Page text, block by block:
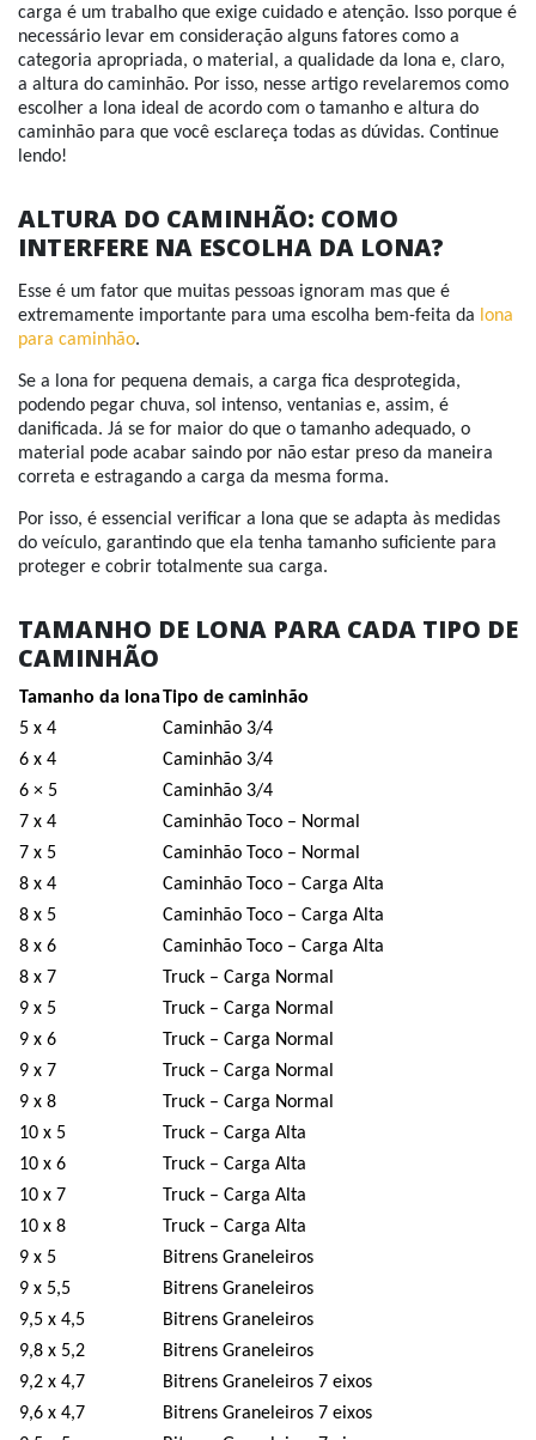
carga é um trabalho que exige cuidado e atenção. Isso porque é
necessário levar em consideração alguns fatores como a
categoria apropriada, o material, a qualidade da lona e, claro,
a altura do caminhão. Por isso, nesse artigo revelaremos como
escolher a lona ideal de acordo com o tamanho e altura do
caminhão para que você esclareça todas as dúvidas. Continue
lendo!
ALTURA DO CAMINHÃO: COMO
INTERFERE NA ESCOLHA DA LONA?
Esse é um fator que muitas pessoas ignoram mas que é
extremamente importante para uma escolha bem-feita da lona
para caminhão.
Se a lona for pequena demais, a carga fica desprotegida,
podendo pegar chuva, sol intenso, ventanias e, assim, é
danificada. Já se for maior do que o tamanho adequado, o
material pode acabar saindo por não estar preso da maneira
correta e estragando a carga da mesma forma.
Por isso, é essencial verificar a lona que se adapta às medidas
do veículo, garantindo que ela tenha tamanho suficiente para
proteger e cobrir totalmente sua carga.
TAMANHO DE LONA PARA CADA TIPO DE
CAMINHÃO
Tamanho da lonaTipo de caminhão
5 x 4
Caminhão 3/4
6 x 4
Caminhão 3/4
6 × 5
Caminhão 3/4
7 x 4
Caminhão Toco – Normal
7 x 5
Caminhão Toco – Normal
8 x 4
Caminhão Toco – Carga Alta
8 x 5
Caminhão Toco – Carga Alta
8 x 6
Caminhão Toco – Carga Alta
8 x 7
Truck – Carga Normal
9 x 5
Truck – Carga Normal
9 x 6
Truck – Carga Normal
9 x 7
Truck – Carga Normal
9 x 8
Truck – Carga Normal
10 x 5
Truck – Carga Alta
10 x 6
Truck – Carga Alta
10 x 7
Truck – Carga Alta
10 x 8
Truck – Carga Alta
9 x 5
Bitrens Graneleiros
9 x 5,5
Bitrens Graneleiros
9,5 x 4,5
Bitrens Graneleiros
9,8 x 5,2
Bitrens Graneleiros
9,2 x 4,7
Bitrens Graneleiros 7 eixos
9,6 x 4,7
Bitrens Graneleiros 7 eixos